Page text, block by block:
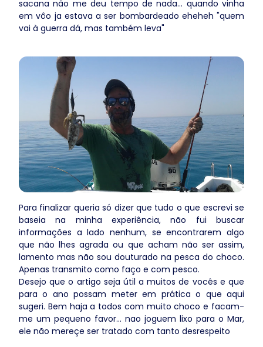
sacana não me deu tempo de nada... quando vinha
em vôo ja estava a ser bombardeado eheheh "quem
vai à guerra dá, mas também leva"
Para finalizar queria só dizer que tudo o que escrevi se
baseia na minha experiência, não fui buscar
informações a lado nenhum, se encontrarem algo
que não lhes agrada ou que acham não ser assim,
lamento mas não sou douturado na pesca do choco.
Apenas transmito como faço e com pesco.
Desejo que o artigo seja útil a muitos de vocês e que
para o ano possam meter em prática o que aqui
sugeri. Bem haja a todos com muito choco e facam-
me um pequeno favor... nao joguem lixo para o Mar,
ele não mereçe ser tratado com tanto desrespeito